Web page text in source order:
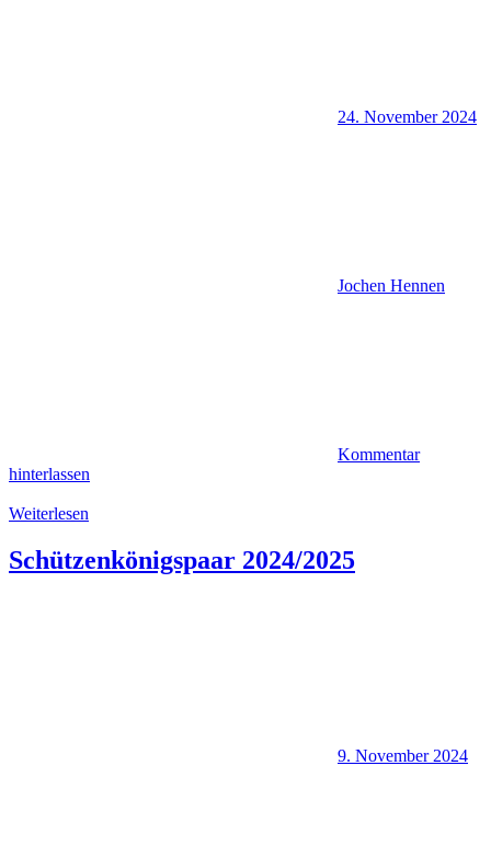
24. November 2024
Jochen Hennen
Kommentar
hinterlassen
Weiterlesen
Schützenkönigspaar 2024/2025
9. November 2024